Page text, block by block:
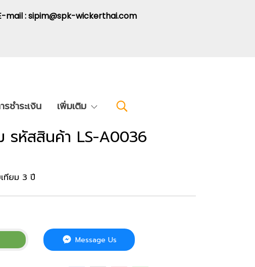
mail : sipim@spk-wickerthai.com
ชำระเงิน เพิ่มเติม
รหัสสินค้า LS-A0036
เทียม 3 ปี
Message Us